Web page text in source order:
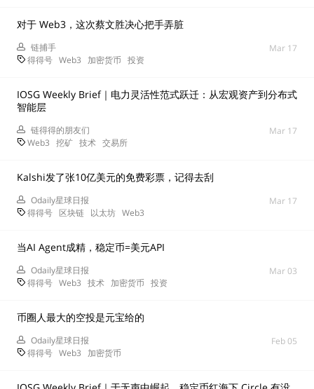
对于 Web3，这次蔡文胜决心把手弄脏
链捕手
Mar 17
得得号 Web3 加密货币 投资
IOSG Weekly Brief｜电力灵活性范式跃迁：从宏观资产到分布式
智能层
链得得的朋友们
Mar 17
Web3 挖矿 技术 交易所
Kalshi发了张10亿美元的免费彩票，记得去刮
Odaily星球日报
Mar 17
得得号 区块链 以太坊 Web3
当AI Agent成精，稳定币=美元API
Odaily星球日报
Mar 03
得得号 Web3 技术 加密货币 投资
币圈人最大的空投是元宝给的
Odaily星球日报
Feb 05
得得号 Web3 加密货币